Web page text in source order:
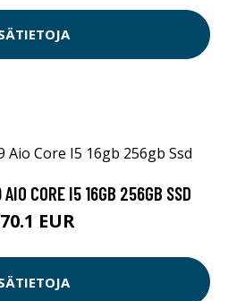
CORE I5 16GB 256GB SSD
EUR